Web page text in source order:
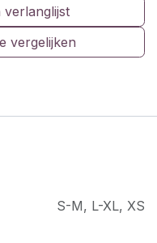
vergelijken
verlanglijst
S-M, L-XL, XS